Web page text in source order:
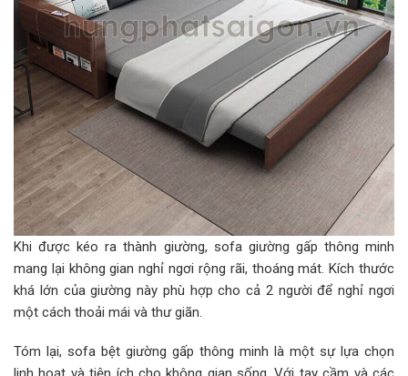
Khi được kéo ra thành giường, sofa giường gấp thông minh
mang lại không gian nghỉ ngơi rộng rãi, thoáng mát. Kích thước
khá lớn của giường này phù hợp cho cả 2 người để nghỉ ngơi
một cách thoải mái và thư giãn.
Tóm lại, sofa bệt giường gấp thông minh là một sự lựa chọn